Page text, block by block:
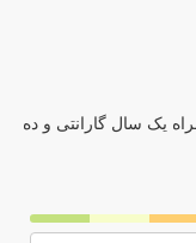
یک سال گارانتی و ده